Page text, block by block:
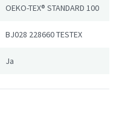
OEKO-TEX® STANDARD 100
BJ028 228660 TESTEX
Ja